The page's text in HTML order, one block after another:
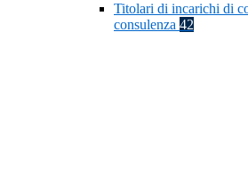
Titolari di incarichi di
consulenza 42